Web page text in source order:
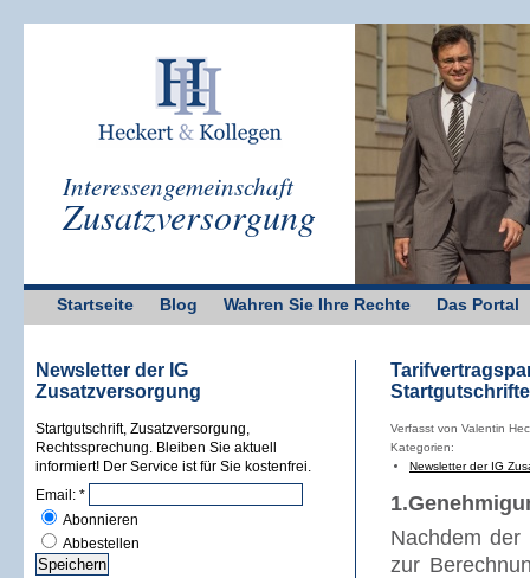
Interessengemeinschaft
Zusatzversorgung
Startseite Blog Wahren Sie Ihre Rechte Das Portal
Newsletter der IG
Zusatzversorgung
Startgutschrift, Zusatzversorgung,
Rechtssprechung. Bleiben Sie aktuell
informiert! Der Service ist für Sie kostenfrei.
Email: *
Abonnieren
Abbestellen
Verfasst von Valentin
Kategorien:
Newsletter der IG
Nachdem der
zur